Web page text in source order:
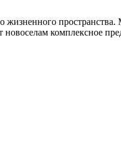
жизненного
комплексное